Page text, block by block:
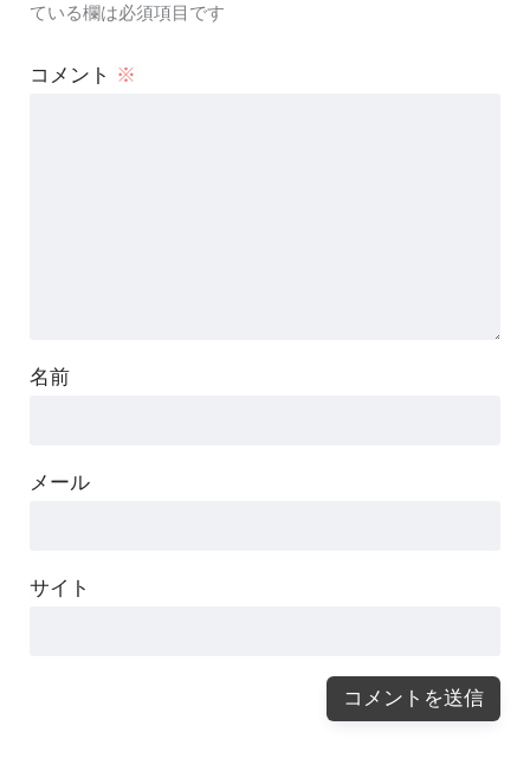
ている欄は必須項目です
コメント ※
名前
メール
サイト